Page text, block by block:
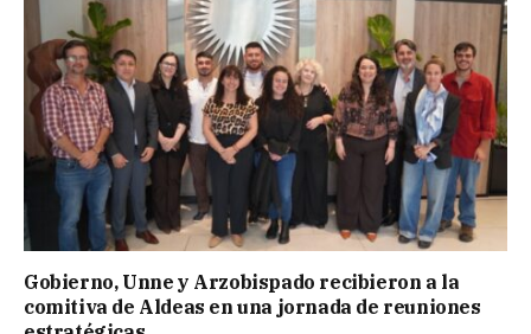
Gobierno, Unne y Arzobispado recibieron a la
comitiva de Aldeas en una jornada de reuniones